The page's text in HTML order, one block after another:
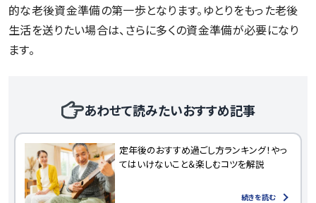
的な老後資金準備の第一歩となります。ゆとりをもった老後
生活を送りたい場合は、さらに多くの資金準備が必要になり
ます。
あわせて読みたいおすすめ記事
定年後のおすすめ過ごし方ランキング！やっ
てはいけないこと＆楽しむコツを解説
続きを読む